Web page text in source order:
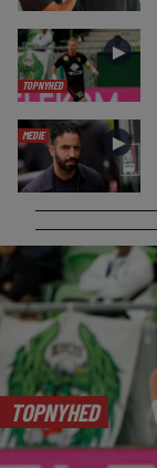
TOPNYHED
►
MEDIE ►
TOPNYHED